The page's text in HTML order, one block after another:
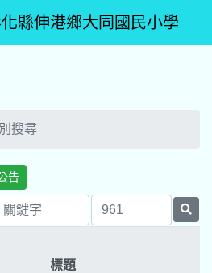
縣伸港鄉大同國民小學
搜尋
告
標題